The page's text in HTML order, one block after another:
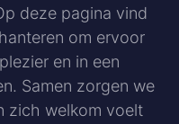
deze pagina vind
om ervoor
en in een
Samen zorgen we
zich welkom voelt